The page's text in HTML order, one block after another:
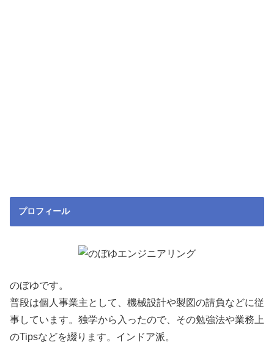
プロフィール
のぼゆです。
普段は個人事業主として、機械設計や製図の請負などに従
事しています。独学から入ったので、その勉強法や業務上
のTipsなどを綴ります。インドア派。